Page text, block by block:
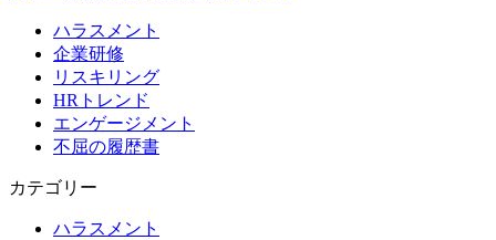
ハラスメント
企業研修
リスキリング
HRトレンド
エンゲージメント
不屈の履歴書
カテゴリー
ハラスメント